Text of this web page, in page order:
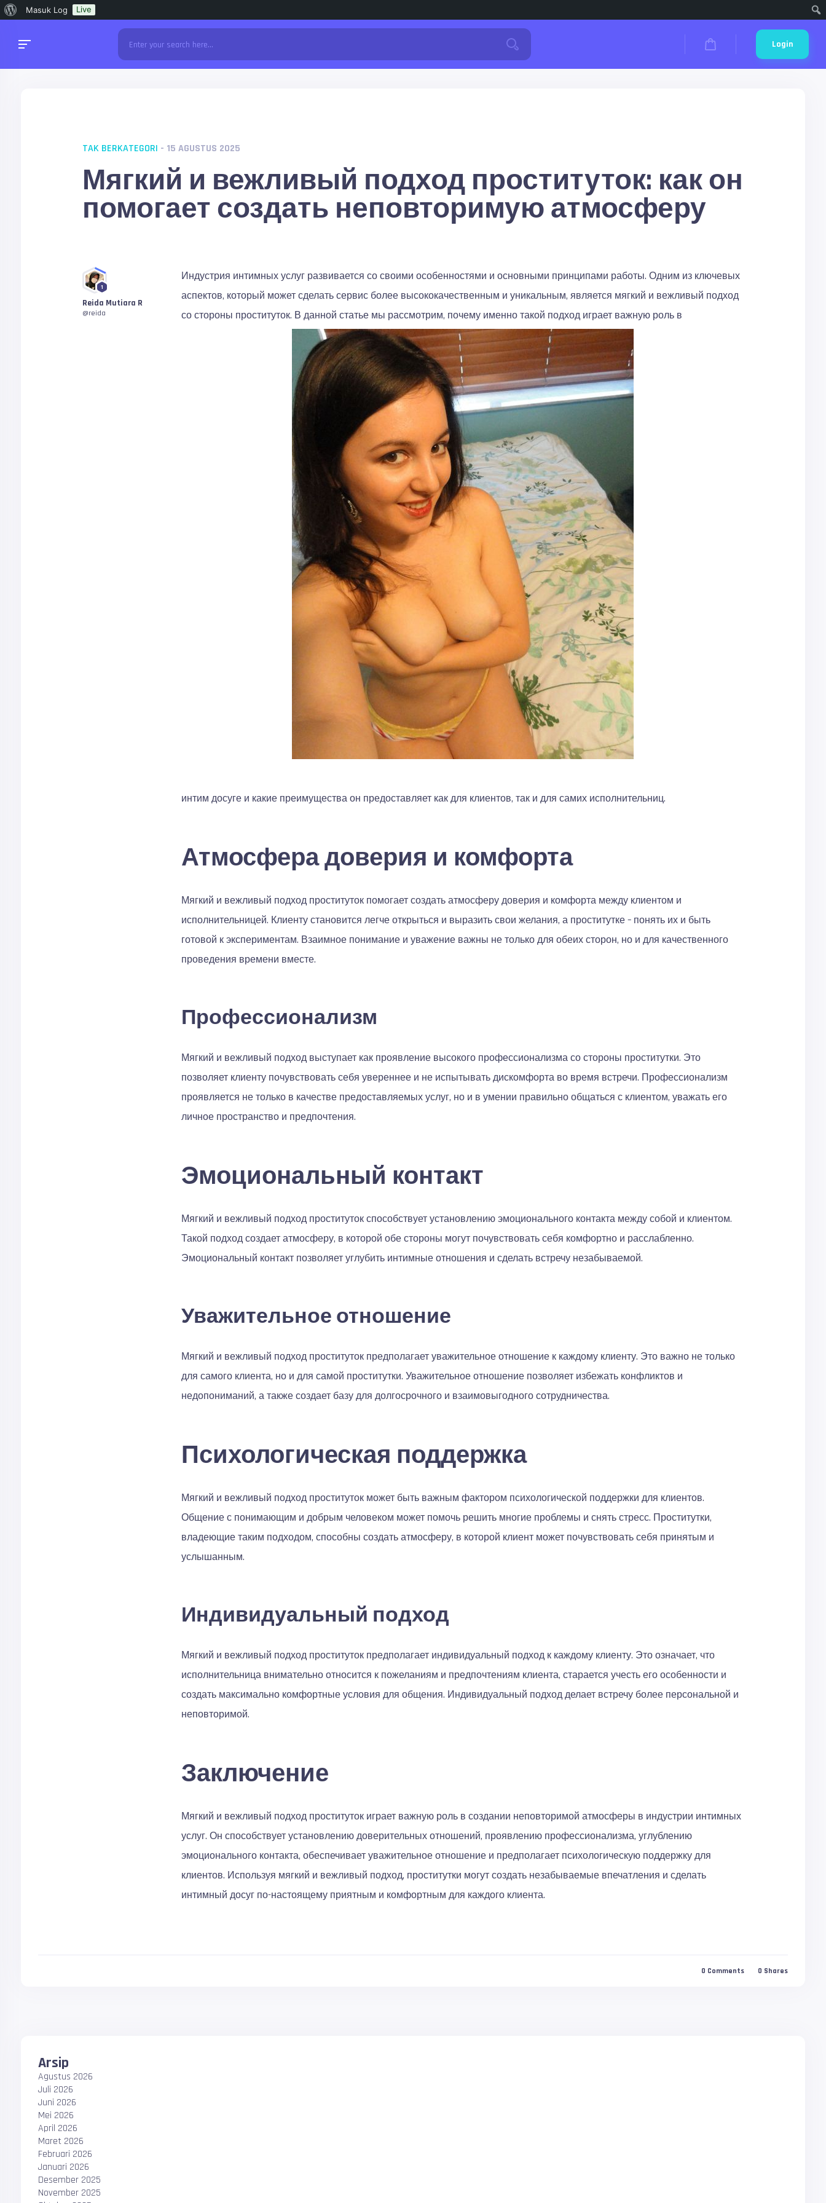
Tentang
Masuk Log
Live
Login
TAK BERKATEGORI - 15 AGUSTUS 2025
Мягкий и вежливый подход проституток: как он
помогает создать неповторимую атмосферу
1
Reida Mutiara R
@reida
Индустрия интимных услуг развивается со своими особенностями и основными принципами работы. Одним из ключевых
аспектов, который может сделать сервис более высококачественным и уникальным, является мягкий и вежливый подход
со стороны проституток. В данной статье мы рассмотрим, почему именно такой подход играет важную роль в
интим досуге и какие преимущества он предоставляет как для клиентов, так и для самих исполнительниц.
Атмосфера доверия и комфорта
Мягкий и вежливый подход проституток помогает создать атмосферу доверия и комфорта между клиентом и
исполнительницей. Клиенту становится легче открыться и выразить свои желания, а проститутке – понять их и быть
готовой к экспериментам. Взаимное понимание и уважение важны не только для обеих сторон, но и для качественного
проведения времени вместе.
Профессионализм
Мягкий и вежливый подход выступает как проявление высокого профессионализма со стороны проститутки. Это
позволяет клиенту почувствовать себя увереннее и не испытывать дискомфорта во время встречи. Профессионализм
проявляется не только в качестве предоставляемых услуг, но и в умении правильно общаться с клиентом, уважать его
личное пространство и предпочтения.
Эмоциональный контакт
Мягкий и вежливый подход проституток способствует установлению эмоционального контакта между собой и клиентом.
Такой подход создает атмосферу, в которой обе стороны могут почувствовать себя комфортно и расслабленно.
Эмоциональный контакт позволяет углубить интимные отношения и сделать встречу незабываемой.
Уважительное отношение
Мягкий и вежливый подход проституток предполагает уважительное отношение к каждому клиенту. Это важно не только
для самого клиента, но и для самой проститутки. Уважительное отношение позволяет избежать конфликтов и
недопониманий, а также создает базу для долгосрочного и взаимовыгодного сотрудничества.
Психологическая поддержка
Мягкий и вежливый подход проституток может быть важным фактором психологической поддержки для клиентов.
Общение с понимающим и добрым человеком может помочь решить многие проблемы и снять стресс. Проститутки,
владеющие таким подходом, способны создать атмосферу, в которой клиент может почувствовать себя принятым и
услышанным.
Индивидуальный подход
Мягкий и вежливый подход проституток предполагает индивидуальный подход к каждому клиенту. Это означает, что
исполнительница внимательно относится к пожеланиям и предпочтениям клиента, старается учесть его особенности и
создать максимально комфортные условия для общения. Индивидуальный подход делает встречу более персональной и
неповторимой.
Заключение
Мягкий и вежливый подход проституток играет важную роль в создании неповторимой атмосферы в индустрии интимных
услуг. Он способствует установлению доверительных отношений, проявлению профессионализма, углублению
эмоционального контакта, обеспечивает уважительное отношение и предполагает психологическую поддержку для
клиентов. Используя мягкий и вежливый подход, проститутки могут создать незабываемые впечатления и сделать
интимный досуг по-настоящему приятным и комфортным для каждого клиента.
0 Comments 0 Shares
Arsip
Agustus 2026
Juli 2026
Juni 2026
Mei 2026
April 2026
Maret 2026
Februari 2026
Januari 2026
Desember 2025
November 2025